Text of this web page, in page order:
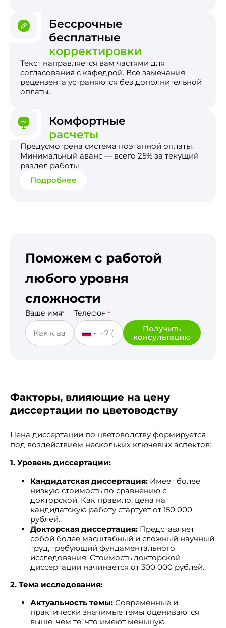
Бессрочные
бесплатные
корректировки
Текст направляется вам частями для
согласования с кафедрой. Все замечания
рецензента устраняются без дополнительной
оплаты.
Комфортные
расчеты
Предусмотрена система поэтапной оплаты.
Минимальный аванс — всего 25% за текущий
раздел работы.
Подробнее
Поможем с работой
любого уровня
сложности
Ваше имя* Телефон *
Получить
консультацию
Факторы, влияющие на цену
диссертации по цветоводству
Цена диссертации по цветоводству формируется
под воздействием нескольких ключевых аспектов:
1. Уровень диссертации:
Кандидатская диссертация: Имеет более
низкую стоимость по сравнению с
докторской. Как правило, цена на
кандидатскую работу стартует от 150 000
рублей.
Докторская диссертация: Представляет
собой более масштабный и сложный научный
труд, требующий фундаментального
исследования. Стоимость докторской
диссертации начинается от 300 000 рублей.
2. Тема исследования:
Актуальность темы: Современные и
практически значимые темы оцениваются
выше, чем те, что имеют меньшую